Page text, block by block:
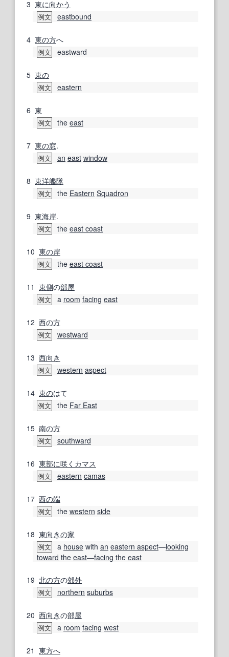
3 東に向かう
例文 eastbound
4 東の方へ
例文 eastward
5 東の
例文 eastern
6 東
例文 the east
7 東の窓.
例文 an east window
8 東洋艦隊
例文 the Eastern Squadron
9 東海岸.
例文 the east coast
10 東の岸
例文 the east coast
11 東側の部屋
例文 a room facing east
12 西の方
例文 westward
13 西向き
例文 western aspect
14 東のはて
例文 the Far East
15 南の方
例文 southward
16 東部に咲く カマス
例文 eastern camas
17 西の端
例文 the western side
18 東向きの家
例文 a house with an eastern aspect―looking
toward the east―facing the east
19 北の方の郊外
例文 northern suburbs
20 西向きの部屋
例文 a room facing west
21 東方へ